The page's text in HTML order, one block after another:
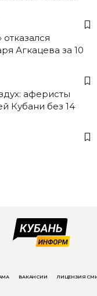
Агкацева за 10
аферисты
Кубани без 14
ВАКАНСИИ ЛИЦЕНЗИЯ